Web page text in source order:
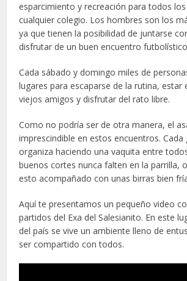
esparcimiento y recreación para todos
cualquier colegio. Los hombres son los
ya que tienen la posibilidad de juntarse
disfrutar de un buen encuentro
Cada sábado y domingo miles de
lugares para escaparse de la rutina, estar
viejos amigos y disfrutar del rato libre.
Como no podría ser de otra manera, el
imprescindible en estos encuentros. Cada
organiza haciendo una vaquita entre
buenos cortes nunca falten en la parrilla,
esto acompañado con unas birras bien
Aquí te presentamos un pequeño video
partidos del Exa del Salesianito. En este
del país se vive un ambiente lleno de
ser compartido con todos.